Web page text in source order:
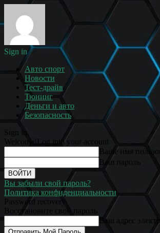
Sign in
Авто спорт
Новости
Тест-драйв
Тюнинг
Деньги и авто
Безопасность
Sign in
Welcome! Log into your account
Ваше имя
Ваш пароль
Вы забыли свой пароль?
Политика конфиденциальности
Password recovery
Восстановите свой пароль
Ваш адрес